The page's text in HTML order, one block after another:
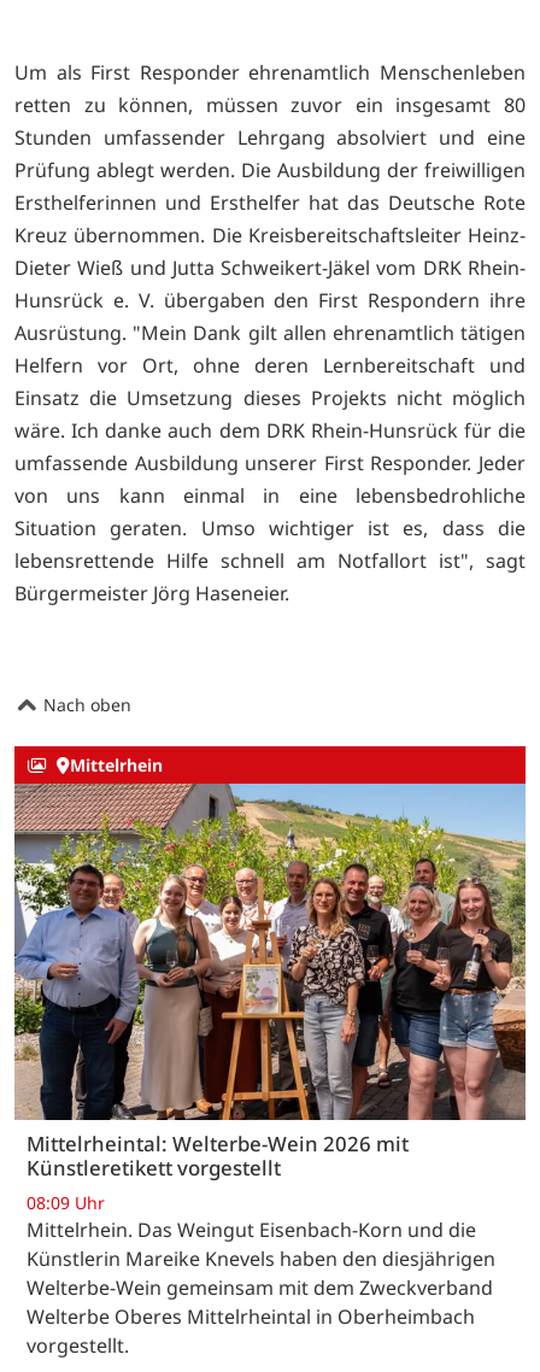
Um als First Responder ehrenamtlich Menschenleben
retten zu können, müssen zuvor ein insgesamt 80
Stunden umfassender Lehrgang absolviert und eine
Prüfung ablegt werden. Die Ausbildung der freiwilligen
Ersthelferinnen und Ersthelfer hat das Deutsche Rote
Kreuz übernommen. Die Kreisbereitschaftsleiter Heinz-
Dieter Wieß und Jutta Schweikert-Jäkel vom DRK Rhein-
Hunsrück e. V. übergaben den First Respondern ihre
Ausrüstung. "Mein Dank gilt allen ehrenamtlich tätigen
Helfern vor Ort, ohne deren Lernbereitschaft und
Einsatz die Umsetzung dieses Projekts nicht möglich
wäre. Ich danke auch dem DRK Rhein-Hunsrück für die
umfassende Ausbildung unserer First Responder. Jeder
von uns kann einmal in eine lebensbedrohliche
Situation geraten. Umso wichtiger ist es, dass die
lebensrettende Hilfe schnell am Notfallort ist", sagt
Bürgermeister Jörg Haseneier.
Nach oben
Mittelrhein
Mittelrheintal: Welterbe-Wein 2026 mit
Künstleretikett vorgestellt
08:09 Uhr
Mittelrhein. Das Weingut Eisenbach-Korn und die
Künstlerin Mareike Knevels haben den diesjährigen
Welterbe-Wein gemeinsam mit dem Zweckverband
Welterbe Oberes Mittelrheintal in Oberheimbach
vorgestellt.